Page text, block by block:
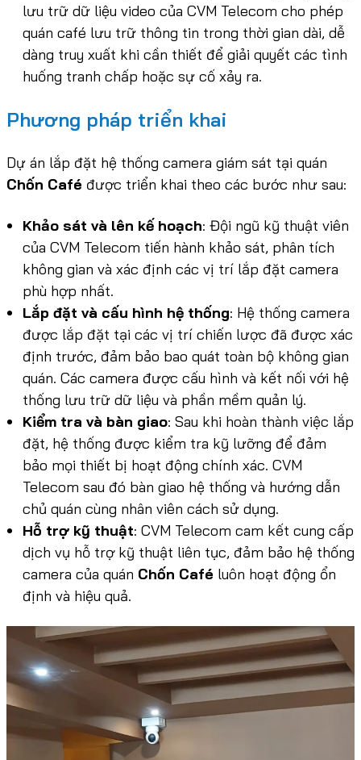
lưu trữ dữ liệu video của CVM Telecom cho phép
quán café lưu trữ thông tin trong thời gian dài, dễ
dàng truy xuất khi cần thiết để giải quyết các tình
huống tranh chấp hoặc sự cố xảy ra.
Phương pháp triển khai
Dự án lắp đặt hệ thống camera giám sát tại quán
Chốn Café được triển khai theo các bước như sau:
Khảo sát và lên kế hoạch: Đội ngũ kỹ thuật viên
của CVM Telecom tiến hành khảo sát, phân tích
không gian và xác định các vị trí lắp đặt camera
phù hợp nhất.
Lắp đặt và cấu hình hệ thống: Hệ thống camera
được lắp đặt tại các vị trí chiến lược đã được xác
định trước, đảm bảo bao quát toàn bộ không gian
quán. Các camera được cấu hình và kết nối với hệ
thống lưu trữ dữ liệu và phần mềm quản lý.
Kiểm tra và bàn giao: Sau khi hoàn thành việc lắp
đặt, hệ thống được kiểm tra kỹ lưỡng để đảm
bảo mọi thiết bị hoạt động chính xác. CVM
Telecom sau đó bàn giao hệ thống và hướng dẫn
chủ quán cùng nhân viên cách sử dụng.
Hỗ trợ kỹ thuật: CVM Telecom cam kết cung cấp
dịch vụ hỗ trợ kỹ thuật liên tục, đảm bảo hệ thống
camera của quán Chốn Café luôn hoạt động ổn
định và hiệu quả.